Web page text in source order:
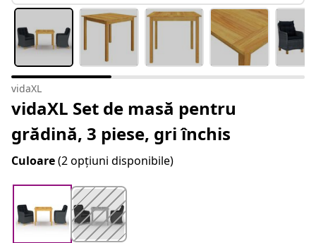
vidaXL
vidaXL Set de masă pentru
grădină, 3 piese, gri închis
Culoare(2 opțiuni disponibile)